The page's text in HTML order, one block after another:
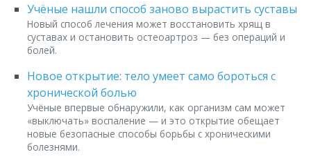
Учёные нашли способ заново вырастить суставы
Новый способ лечения может восстановить хрящ в
суставах и остановить остеоартроз — без операций и
болей.
Новое открытие: тело умеет само бороться с
хронической болью
Учёные впервые обнаружили, как организм сам может
«выключать» воспаление — и это открытие обещает
новые безопасные способы борьбы с хроническими
болезнями.